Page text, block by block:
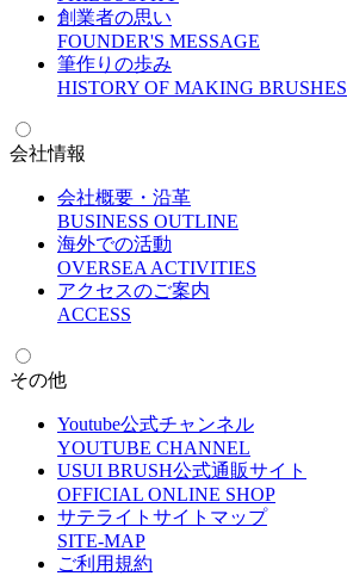
創業者の思い
FOUNDER'S MESSAGE
筆作りの歩み
HISTORY OF MAKING BRUSHES
会社情報
会社概要・沿革
BUSINESS OUTLINE
海外での活動
OVERSEA ACTIVITIES
アクセスのご案内
ACCESS
その他
Youtube公式チャンネル
YOUTUBE CHANNEL
USUI BRUSH公式通販サイト
OFFICIAL ONLINE SHOP
サテライトサイトマップ
SITE-MAP
ご利用規約